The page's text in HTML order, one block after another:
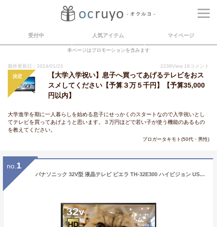
受付中 人気アイテム マイページ
本ページはプロモーションを含みます
最終更新日：2024/01/23 2239View 18 コメント
決定
【大学入学祝い】息子へ買ってあげるテレビをおス
スメしてください【予算３万５千円】【予算35,000
円以内】
大学進学を期に一人暮らしを始める息子にせっかくのスタートなので入学祝いとし
てテレビを買ってあげようと思います。３万円ほどで若い子が使う機能のあるもの
を教えてください。
ブロガータキモト(50代・男性)
no. 1
パナソニック 32V型 液晶テレビ ビエラ TH-32E300 ハイビジョン USB HDD録画対応 2017年モデル